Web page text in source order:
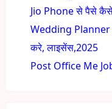
Jio Phone से पैसे कैसे
Wedding Planner
करे, लाइसेंस,2025
Post Office Me